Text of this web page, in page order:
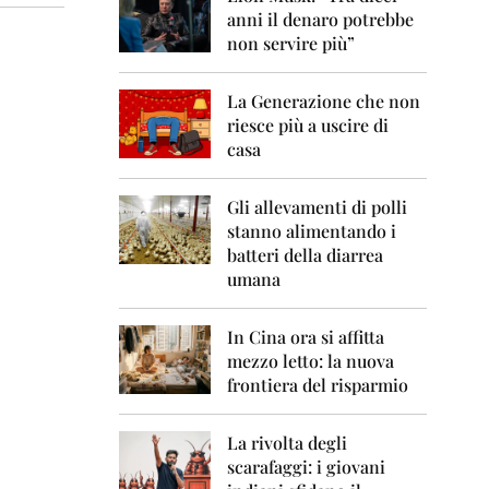
anni il denaro potrebbe
non servire più”
La Generazione che non
riesce più a uscire di
casa
Gli allevamenti di polli
stanno alimentando i
batteri della diarrea
umana
In Cina ora si affitta
mezzo letto: la nuova
frontiera del risparmio
La rivolta degli
scarafaggi: i giovani